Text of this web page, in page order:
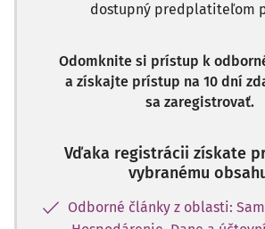
dostupný predplatiteľom
Odomknite si prístup k
a získajte prístup na 10 dní
sa zaregistrovať.
Vďaka registrácii získate
vybranému
Odborné články z oblasti: